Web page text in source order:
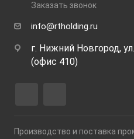
Заказать звонок
info@rtholding.ru
г. Нижний Новгород,
(офис 410)
Производство и поставка